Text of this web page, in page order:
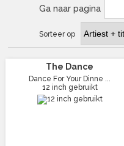
Ga naar pagina
Sorteer op
The Dance
Dance For Your Dinne ...
12 inch gebruikt